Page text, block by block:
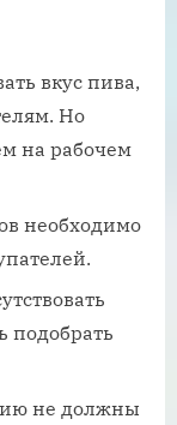
вкус пива,
Но
на рабочем
необходимо
подобрать
не должны